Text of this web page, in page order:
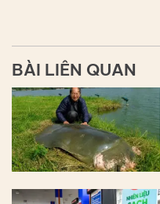
BÀI LIÊN QUAN